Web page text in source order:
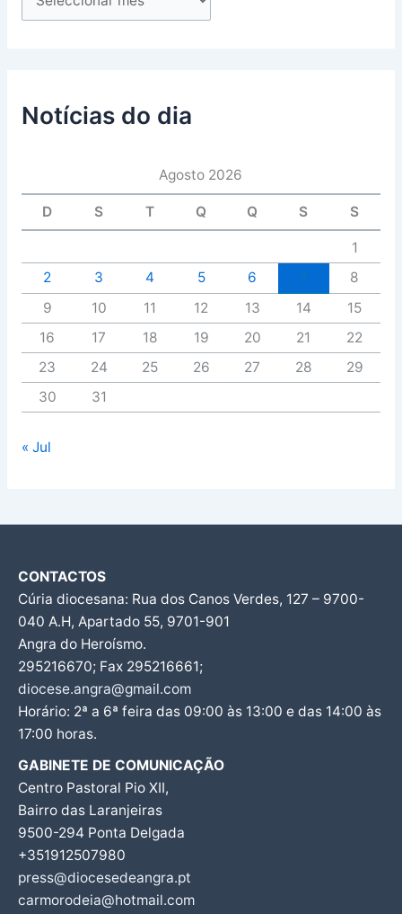
Notícias do dia
Agosto 2026
D S T Q Q S S
1
2
3 4 5 6
8
9
10 11 12 13 14
15
16
17 18 19 20 21
22
23
24 25 26 27 28
29
30
31
« Jul
CONTACTOS
Cúria diocesana: Rua dos Canos Verdes, 127 – 9700-
040 A.H, Apartado 55, 9701-901
Angra do Heroísmo.
295216670; Fax 295216661;
diocese.angra@gmail.com
Horário: 2ª a 6ª feira das 09:00 às 13:00 e das 14:00 às
17:00 horas.
GABINETE DE COMUNICAÇÃO
Centro Pastoral Pio XII,
Bairro das Laranjeiras
9500-294 Ponta Delgada
+351912507980
press@diocesedeangra.pt
carmorodeia@hotmail.com